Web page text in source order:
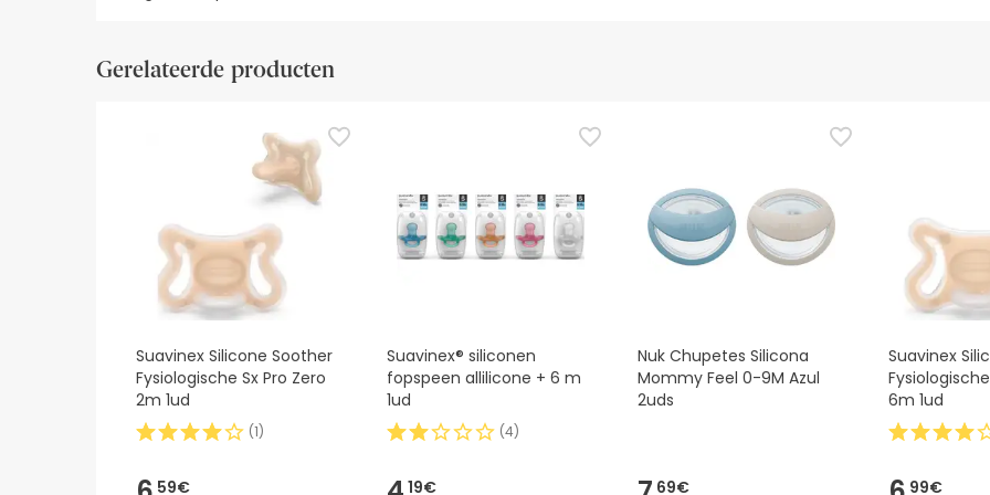
Visuele beveiligingsbronnen
tussentijd raden we je aan de veiligheidsinformatie bij het product te lezen voordat je het gebruikt. Als je vragen
contact met ons op te nemen. Als u wilt, kunt u het product ook retourneren door onze algemene
voorwaarden
Gerelateerde producten
Suavinex Silicone Soother
Fysiologische Sx Pro Zero
2m 1ud
(1)
59€
Suavinex® siliconen
fopspeen allilicone + 6 m
1ud
(4)
19€
Nuk Chupetes Silicona
Mommy Feel 0-9M Azul
2uds
69€
Suavinex
6m 1ud
99€